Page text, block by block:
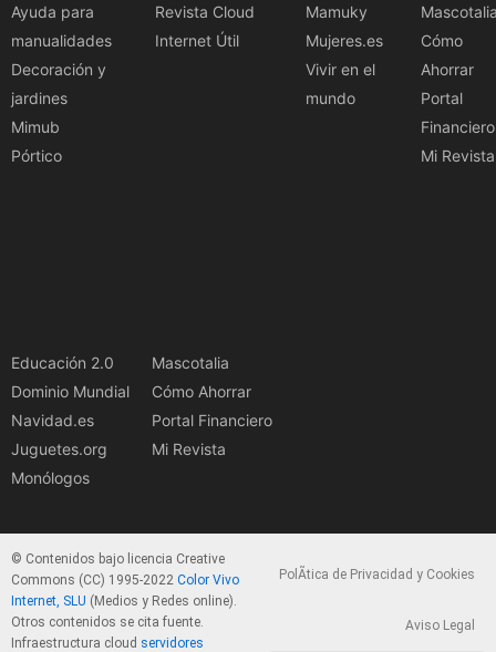
Ayuda para
manualidades
Decoración y
jardines
Mimub
Pórtico
Revista Cloud
Internet Útil
Mamuky
Mujeres.es
Vivir en el
mundo
Cómo
Ahorrar
Portal
Financiero
Mi Revista
Educación 2.0
Dominio Mundial
Navidad.es
Juguetes.org
Monólogos
Mascotalia
Cómo Ahorrar
Portal Financiero
Mi Revista
© Contenidos bajo licencia Creative
Commons (CC) 1995-2022 Color Vivo
Internet, SLU (Medios y Redes online).
Otros contenidos se cita fuente.
Infraestructura cloud servidores
PolÃ­tica de Privacidad y Cookies
Aviso Legal